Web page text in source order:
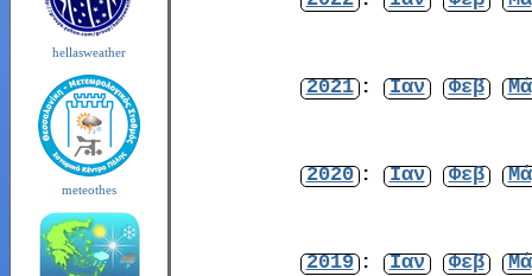
hellasweather
meteothes
2021 : Ιαν Φεβ
2020 : Ιαν Φεβ
2019 : Ιαν Φεβ